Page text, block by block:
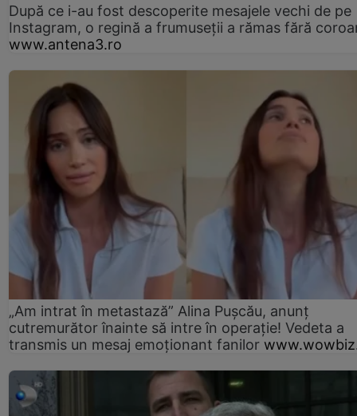
După ce i-au fost descoperite mesajele vechi de pe
Instagram, o regină a frumuseții a rămas fără
www.antena3.ro
„Am intrat în metastază” Alina Pușcău, anunț
cutremurător înainte să intre în operație! Vedeta a
transmis un mesaj emoționant fanilor